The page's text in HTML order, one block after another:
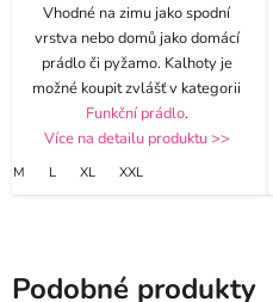
Vhodné na zimu jako spodní
vrstva nebo domů jako domácí
prádlo či pyžamo. Kalhoty je
možné koupit zvlášť v kategorii
Funkční prádlo.
Více na detailu produktu >>
M L XL XXL
Podobné produkty